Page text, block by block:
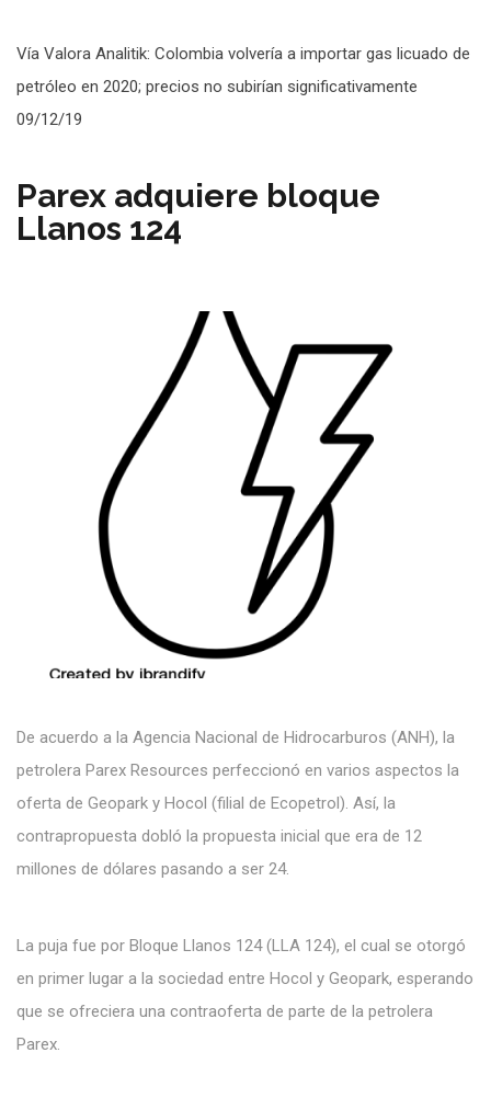
Vía Valora Analitik: Colombia volvería a importar gas licuado de
petróleo en 2020; precios no subirían significativamente
09/12/19
Parex adquiere bloque
Llanos 124
De acuerdo a la Agencia Nacional de Hidrocarburos (ANH), la
petrolera Parex Resources perfeccionó en varios aspectos la
oferta de Geopark y Hocol (filial de Ecopetrol). Así, la
contrapropuesta dobló la propuesta inicial que era de 12
millones de dólares pasando a ser 24.
La puja fue por Bloque Llanos 124 (LLA 124), el cual se otorgó
en primer lugar a la sociedad entre Hocol y Geopark, esperando
que se ofreciera una contraoferta de parte de la petrolera
Parex.